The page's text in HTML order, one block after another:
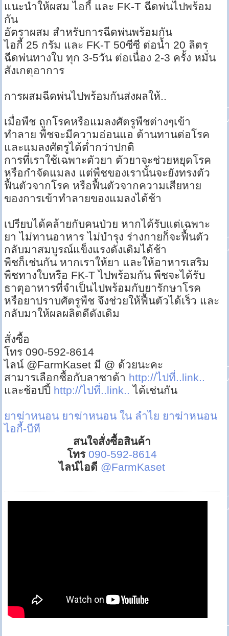
แนะนำให้ผสม ไอกี้ และ FK-T ฉีดพ่นไปพร้อม
กัน
อัตราผสม สำหรับการฉีดพ่นพร้อมกัน
ไอกี้ 25 กรัม และ FK-T 50ซีซี ต่อน้ำ 20 ลิตร
ฉีดพ่นทางใบ ทุก 3-5วัน ต่อเนื่อง 2-3 ครั้ง หมั่น
สังเกตุอาการ
การผสมฉีดพ่นไปพร้อมกันส่งผลให้..
เมื่อพืช ถูกโรคหรือแมลงศัตรูพืชต่างๆเข้า
ทำลาย พืชจะมีความอ่อนแอ ต้านทานต่อโรค
และแมลงศัตรูได้ต่ำกว่าปกติ
การที่เราใช้เฉพาะตัวยา ตัวยาจะช่วยหยุดโรค
หรือกำจัดแมลง แต่พืชของเรานั้นจะยังทรงตัว
ฟื้นตัวจากโรค หรือฟื้นตัวจากความเสียหาย
ของการเข้าทำลายของแมลงได้ช้า
เปรียบได้คล้ายกับคนป่วย หากได้รับแต่เฉพาะ
ยา ไม่ทานอาหาร ไม่บำรุง ร่างกายก็จะฟื้นตัว
กลับมาสมบูรณ์แข็งแรงดังเดิมได้ช้า
พืชก็เช่นกัน หากเราให้ยา และให้อาหารเสริม
พืชทางใบหรือ FK-T ไปพร้อมกัน พืชจะได้รับ
ธาตุอาหารที่จำเป็นไปพร้อมกับยารักษาโรค
หรือยาปราบศัตรูพืช จึงช่วยให้ฟื้นตัวได้เร็ว และ
กลับมาให้ผลผลิตดีดังเดิม
สั่งซื้อ
โทร 090-592-8614
ไลน์ @FarmKaset มี @ ด้วยนะคะ
สามารเลือกซื้อกับลาซาด้า http://ไปที่..link..
และช้อปปี้ http://ไปที่..link.. ได้เช่นกัน
ยาฆ่าหนอน ยาฆ่าหนอน ใน ลำไย ยาฆ่าหนอน
ไอกี้-บีที
สนใจสั่งซื้อสินค้า
โทร 090-592-8614
ไลน์ไอดี @FarmKaset